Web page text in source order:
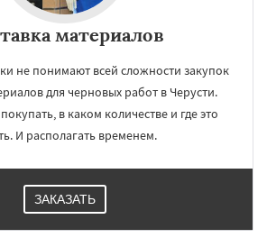
материалов
не понимают всей сложности закупок
для черновых работ в Черусти.
в каком количестве и где это
И располагать временем.
ЗАКАЗАТЬ